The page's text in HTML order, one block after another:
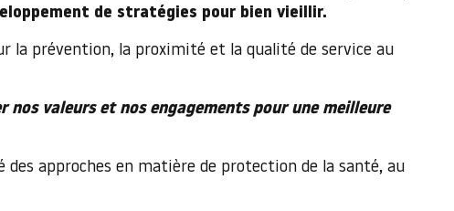
de stratégies pour bien vieillir.
la prévention, la proximité et la qualité de service au
valeurs et nos engagements pour une meilleure
approches en matière de protection de la santé, au